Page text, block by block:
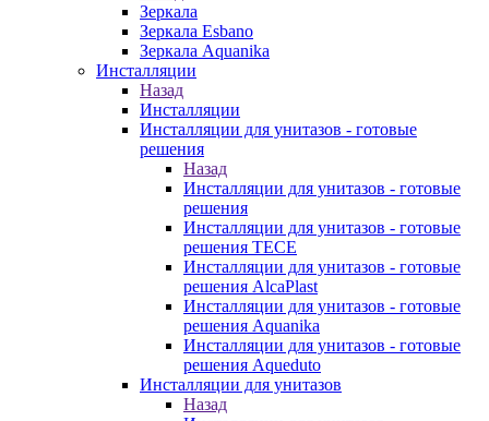
Зеркала
Зеркала Esbano
Зеркала Aquanika
Инсталляции
Назад
Инсталляции
Инсталляции для унитазов - готовые
решения
Назад
Инсталляции для унитазов - готовые
решения
Инсталляции для унитазов - готовые
решения TECE
Инсталляции для унитазов - готовые
решения AlcaPlast
Инсталляции для унитазов - готовые
решения Aquanika
Инсталляции для унитазов - готовые
решения Aqueduto
Инсталляции для унитазов
Назад